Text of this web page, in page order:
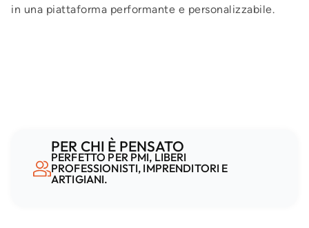
in una piattaforma performante e personalizzabile.
PER CHI È PENSATO
PERFETTO PER PMI, LIBERI
PROFESSIONISTI, IMPRENDITORI E
ARTIGIANI.